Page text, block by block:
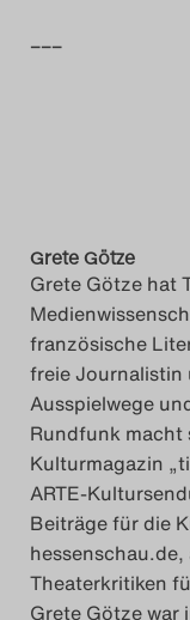
Das
Das
–––
Grete Götze
Grete Götze hat
französische
freie
Ausspielwege
Rundfunk macht
Kulturmagazin
ARTE-
Beiträge für die
Theaterkritiken
Grete Götze war